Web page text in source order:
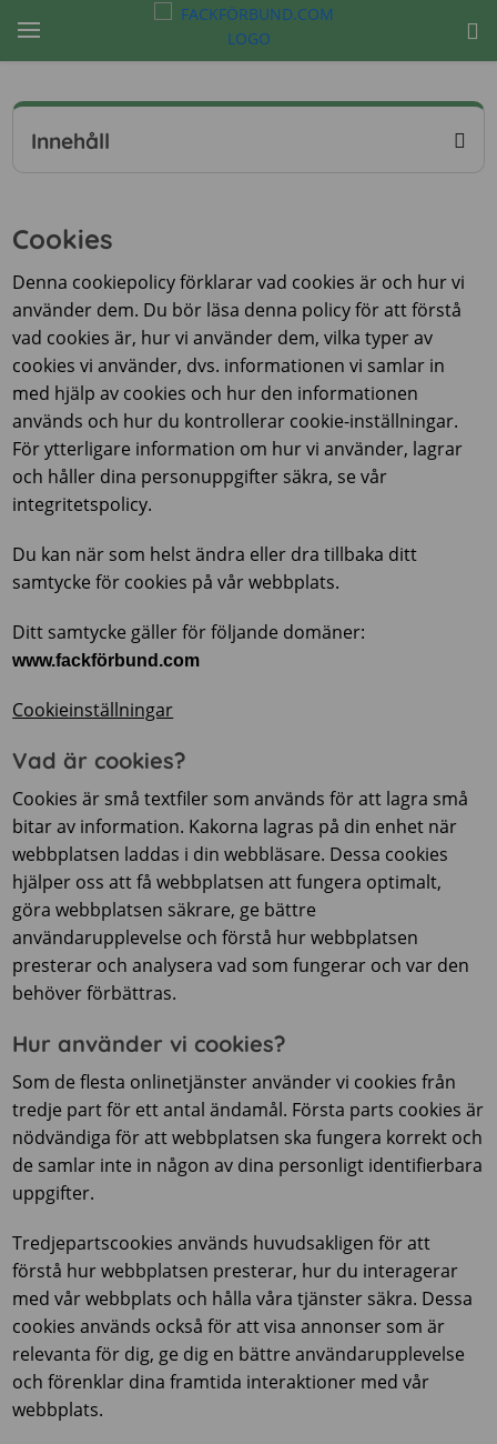
Innehåll
Cookies
Denna cookiepolicy förklarar vad cookies är och hur vi
använder dem. Du bör läsa denna policy för att förstå
vad cookies är, hur vi använder dem, vilka typer av
cookies vi använder, dvs. informationen vi samlar in
med hjälp av cookies och hur den informationen
används och hur du kontrollerar cookie-inställningar.
För ytterligare information om hur vi använder, lagrar
och håller dina personuppgifter säkra, se vår
integritetspolicy.
Du kan när som helst ändra eller dra tillbaka ditt
samtycke för cookies på vår webbplats.
Ditt samtycke gäller för följande domäner:
www.fackförbund.com
Cookieinställningar
Vad är cookies?
Cookies är små textfiler som används för att lagra små
bitar av information. Kakorna lagras på din enhet när
webbplatsen laddas i din webbläsare. Dessa cookies
hjälper oss att få webbplatsen att fungera optimalt,
göra webbplatsen säkrare, ge bättre
användarupplevelse och förstå hur webbplatsen
presterar och analysera vad som fungerar och var den
behöver förbättras.
Hur använder vi cookies?
Som de flesta onlinetjänster använder vi cookies från
tredje part för ett antal ändamål. Första parts cookies är
nödvändiga för att webbplatsen ska fungera korrekt och
de samlar inte in någon av dina personligt identifierbara
uppgifter.
Tredjepartscookies används huvudsakligen för att
förstå hur webbplatsen presterar, hur du interagerar
med vår webbplats och hålla våra tjänster säkra. Dessa
cookies används också för att visa annonser som är
relevanta för dig, ge dig en bättre användarupplevelse
och förenklar dina framtida interaktioner med vår
webbplats.